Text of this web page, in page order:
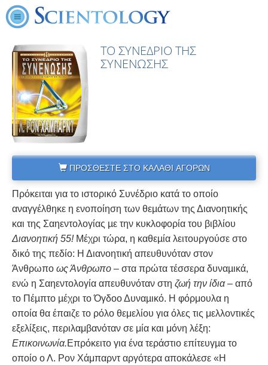
ΤΟ ΣΥΝΕΔΡΙΟ ΤΗΣ
ΣΥΝΕΝΩΣΗΣ
ΠΡΟΣΘΕΣΤΕ ΣΤΟ ΚΑΛΑΘΙ ΑΓΟΡΩΝ
Πρόκειται για το ιστορικό Συνέδριο κατά το οποίο
αναγγέλθηκε η ενοποίηση των θεµάτων της Διανοητικής
και της Σαηεντολογίας µε την κυκλοφορία του βιβλίου
Διανοητική 55!Μέχρι τώρα, η καθεµία λειτουργούσε στο
δικό της πεδίο: Η Διανοητική απευθυνόταν στον
Άνθρωπο ως Άνθρωπο – στα πρώτα τέσσερα δυναµικά,
ενώ η Σαηεντολογία απευθυνόταν στη ζωή την ίδια– από
το Πέµπτο µέχρι το Όγδοο Δυναµικό. Η φόρμουλα η
οποία θα έπαιζε το ρόλο θεμελίου για όλες τις μελλοντικές
εξελίξεις, περιλαμβανόταν σε μία και μόνη λέξη:
Επικοινωνία.Επρόκειτο για ένα τεράστιο επίτευγµα το
οποίο ο Λ. Ρον Χάμπαρντ αργότερα αποκάλεσε «Η